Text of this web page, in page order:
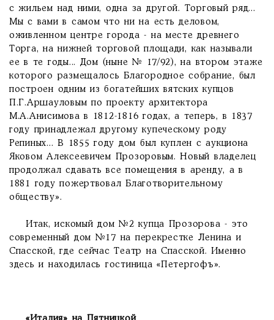
с жильем над ними, одна за другой. Торговый ряд...
Мы с вами в самом что ни на есть деловом,
оживленном центре города - на месте древнего
Торга, на нижней торговой площади, как называли
ее в те годы... Дом (ныне № 17/92), на втором этаже
которого размещалось Благородное собрание, был
построен одним из богатейших вятских купцов
П.Г.Аршауловым по проекту архитектора
М.А.Анисимова в 1812-1816 годах, а теперь, в 1837
году принадлежал другому купеческому роду
Репиных... В 1855 году дом был куплен с аукциона
Яковом Алексеевичем Прозоровым. Новый владелец
продолжал сдавать все помещения в аренду, а в
1881 году пожертвовал Благотворительному
обществу».
Итак, искомый дом №2 купца Прозорова - это
современный дом №17 на перекрестке Ленина и
Спасской, где сейчас Театр на Спасской. Именно
здесь и находилась гостиница «Петергофъ».